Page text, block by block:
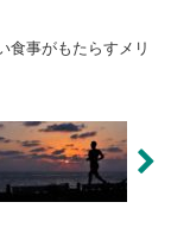
食事がもたらすメリ